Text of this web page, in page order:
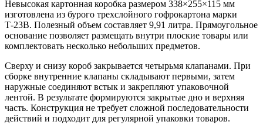
Невысокая картонная коробка размером 338×255×115 мм
изготовлена из бурого трехслойного гофрокартона марки
Т-23В. Полезный объем составляет 9,91 литра. Прямоугольное
основание позволяет размещать внутри плоские товары или
комплектовать несколько небольших предметов.
Сверху и снизу короб закрывается четырьмя клапанами. При
сборке внутренние клапаны складывают первыми, затем
наружные соединяют встык и закрепляют упаковочной
лентой. В результате формируются закрытые дно и верхняя
часть. Конструкция не требует сложной последовательности
действий и подходит для регулярной упаковки товаров.